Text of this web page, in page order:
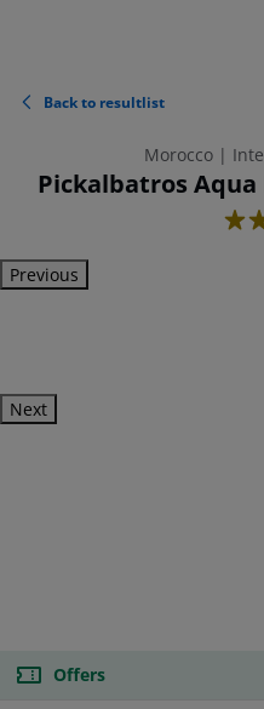
Back to resultlist
Morocco |
Pickalbatros
4
Previous
Next
Offers